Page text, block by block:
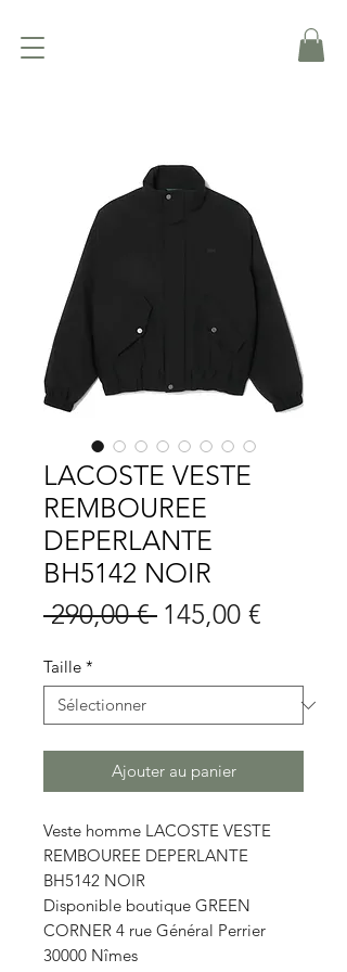
LACOSTE VESTE
REMBOUREE
DEPERLANTE
BH5142 NOIR
290,00 € Prix
145,00 €
Taille *
Ajouter au panier
Veste homme LACOSTE VESTE
REMBOUREE DEPERLANTE
BH5142 NOIR
Disponible boutique GREEN
CORNER 4 rue Général Perrier
30000 Nîmes